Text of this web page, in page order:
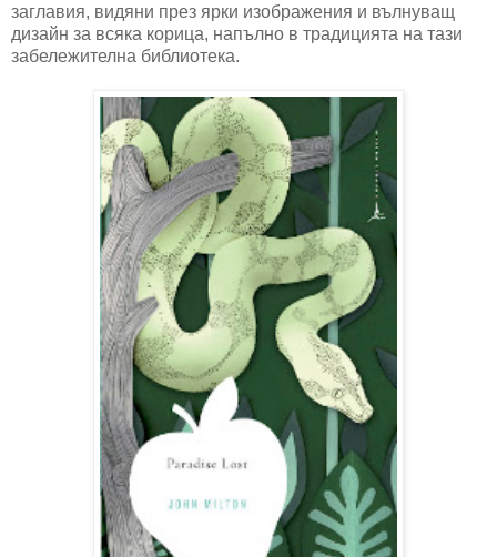
заглавия, видяни през ярки изображения и вълнуващ
дизайн за всяка корица, напълно в традицията на тази
забележителна библиотека.